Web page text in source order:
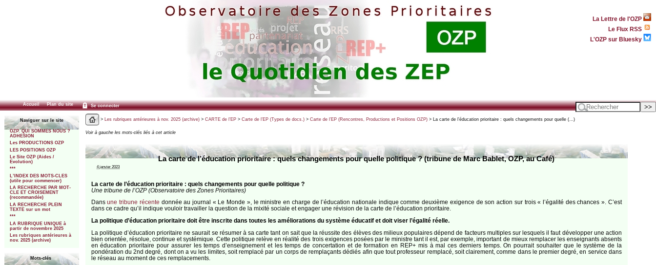
La Lettre de l'OZP
Le Flux RSS
L'OZP sur Bluesky
Accueil Plan du site Se connecter
Naviguer sur le site
OZP. QUI SOMMES NOUS ?
ADHESION
Les PRODUCTIONS OZP
LES POSITIONS OZP
Le Site OZP (Aides /
Evolution)
***
L’INDEX DES MOTS-CLES
(utile pour commencer)
LA RECHERCHE PAR MOT-
CLE ET CROISEMENT
(recommandée)
LA RECHERCHE PLEIN
TEXTE sur un mot
***
LA RUBRIQUE UNIQUE à
partir de novembre 2025
Les rubriques antérieures à
nov. 2025 (archive)
Mots-clés
> Les rubriques antérieures à nov. 2025 (archive)> CARTE de l’EP> Carte de l’EP (Types de docs.)> Carte de l’EP (Rencontres, Productions et Positions OZP)> La carte de l’éducation prioritaire : quels changements pour quelle (…)
Voir à gauche les mots-clés liés à cet article
La carte de l’éducation prioritaire : quels changements pour quelle politique ? (tribune de Marc Bablet, OZP, au Café)
4 janvier 2023
La carte de l’éducation prioritaire : quels changements pour quelle politique ?
Une tribune de l’OZP (Observatoire des Zones Prioritaires)
Dansune tribune récente donnée au journal « Le Monde », le ministre en charge de l’éducation nationale indique comme deuxième exigence de son action sur trois « l’égalité des chances ». C’est
dans ce cadre qu’il indique vouloir travailler la question de la mixité sociale et engager une révision de la carte de l’éducation prioritaire.
La politique d’éducation prioritaire doit être inscrite dans toutes les améliorations du système éducatif et doit viser l’égalité réelle.
La politique d’éducation prioritaire ne saurait se résumer à sa carte tant on sait que la réussite des élèves des milieux populaires dépend de facteurs multiples sur lesquels il faut développer une action
bien orientée, résolue, continue et systémique. Cette politique relève en réalité des trois exigences posées par le ministre tant il est, par exemple, important de mieux remplacer les enseignants absents
en éducation prioritaire pour assurer les temps d’enseignement et les temps de concertation et de formation en REP+ mis à mal ces derniers temps. On pourrait souhaiter que le système de la
pondération du 2nd degré, dont on a vu les limites, soit remplacé par un corps de remplaçants dédiés afin que tout professeur remplacé, soit clairement, comme dans le premier degré, en service dans
le réseau au moment de ces remplacements.